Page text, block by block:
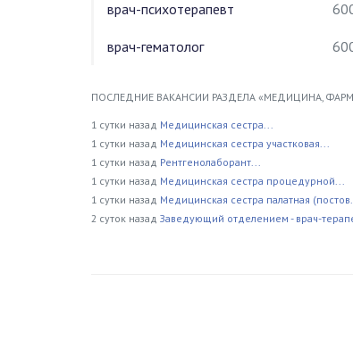
врач-психотерапевт
врач-гематолог
ПОСЛЕДНИЕ ВАКАНСИИ РАЗДЕЛА «МЕДИЦИНА,
1 сутки назад Медицинская сестра...
1 сутки назад Медицинская сестра участковая...
1 сутки назад Рентгенолаборант...
1 сутки назад Медицинская сестра процедурной...
1 сутки назад Медицинская сестра палатная
2 суток назад Заведующий отделением - врач-